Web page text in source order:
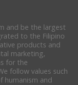
and be the largest
to the Filipino
products and
marketing,
for the
follow values such
humanism and